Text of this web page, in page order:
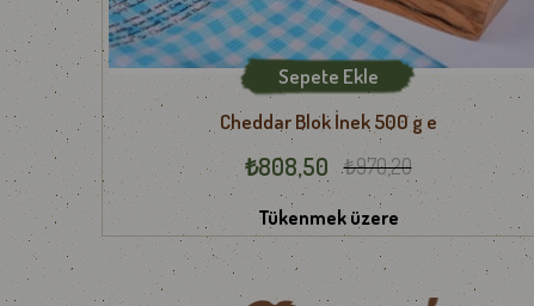
Cheddar Blok İnek 500 g e
₺808,50 ₺970,20
Sepete Ekle
Tükenmek üzere